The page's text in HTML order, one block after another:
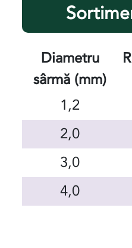
Diametru
sârmă (mm)
1,2
2,0
3,0
4,0